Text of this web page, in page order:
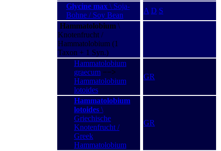
Glycine max \ Soja-
Bohne / Soy Bean
A D S
Hammatolobium \
Knotenfrucht /
Hammatolobium (1
Taxon + 1 Syn.)
Hammatolobium
graecum −−>
Hammatolobium
lotoides
GR
Hammatolobium
lotoides \
Griechische
Knotenfrucht /
Greek
Hammatolobium
GR